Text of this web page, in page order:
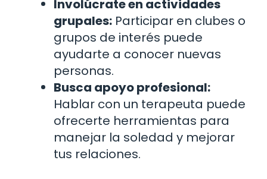
Involúcrate en actividades
grupales: Participar en clubes o
grupos de interés puede
ayudarte a conocer nuevas
personas.
Busca apoyo profesional:
Hablar con un terapeuta puede
ofrecerte herramientas para
manejar la soledad y mejorar
tus relaciones.